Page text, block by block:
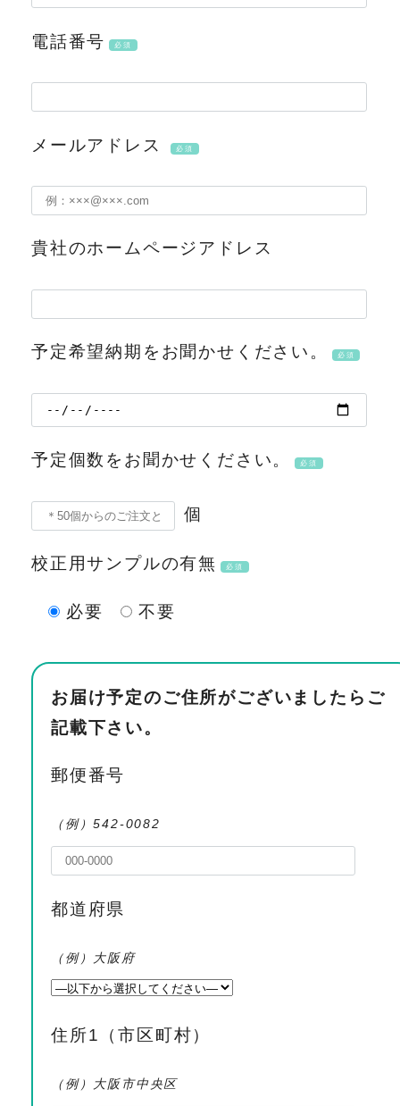
電話番号 必須
メールアドレス 必須
貴社のホームページアドレス
予定希望納期をお聞かせください。 必須
予定個数をお聞かせください。 必須
個
校正用サンプルの有無 必須
必要 不要
お届け予定のご住所がございましたらご
記載下さい。
郵便番号
（例）542-0082
都道府県
（例）大阪府
住所1（市区町村）
（例）大阪市中央区